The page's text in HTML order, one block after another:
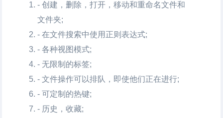
- 创建，删除，打开，移动和重命名文件和
文件夹;
- 在文件搜索中使用正则表达式;
- 各种视图模式;
- 无限制的标签;
- 文件操作可以排队，即使他们正在进行;
- 可定制的热键;
- 历史，收藏;